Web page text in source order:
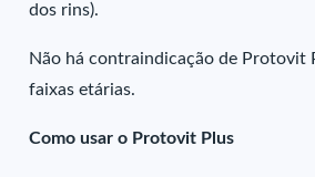
dos rins).
Não há contraindicação de Protovit
faixas etárias.
Como usar o Protovit Plus